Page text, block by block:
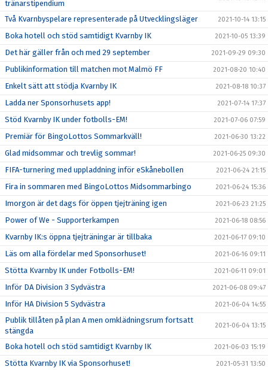
tränarstipendium
Två Kvarnbyspelare representerade på Utvecklingsläger 2021-10-14 13:15
Boka hotell och stöd samtidigt Kvarnby IK 2021-10-05 13:39
Det här gäller från och med 29 september 2021-09-29 09:30
Publikinformation till matchen mot Malmö FF 2021-08-20 10:40
Enkelt sätt att stödja Kvarnby IK 2021-08-18 10:37
Ladda ner Sponsorhusets app! 2021-07-14 17:37
Stöd Kvarnby IK under fotbolls-EM! 2021-07-06 07:59
Premiär för BingoLottos Sommarkväll! 2021-06-30 13:22
Glad midsommar och trevlig sommar! 2021-06-25 09:30
FIFA-turnering med uppladdning inför eSkånebollen 2021-06-24 21:15
Fira in sommaren med BingoLottos Midsommarbingo 2021-06-24 15:36
Imorgon är det dags för öppen tjejträning igen 2021-06-23 21:25
Power of We - Supporterkampen 2021-06-18 08:56
Kvarnby IK:s öppna tjejträningar är tillbaka 2021-06-17 09:10
Läs om alla fördelar med Sponsorhuset! 2021-06-16 09:11
Stötta Kvarnby IK under Fotbolls-EM! 2021-06-11 09:01
Inför DA Division 3 Sydvästra 2021-06-08 09:47
Inför HA Division 5 Sydvästra 2021-06-04 14:55
Publik tillåten på plan A men omklädningsrum fortsatt
stängda
2021-06-04 13:15
Boka hotell och stöd samtidigt Kvarnby IK 2021-06-03 15:19
Stötta Kvarnby IK via Sponsorhuset! 2021-05-31 13:50